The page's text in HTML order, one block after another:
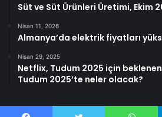
Süt ve Süt Ürünleri Üretimi, Ekim
Nisan 11, 2026
Almanya’da elektrik fiyatları
Nisan 29, 2025
Netflix, Tudum 2025 için
Tudum 2025’te neler olacak?